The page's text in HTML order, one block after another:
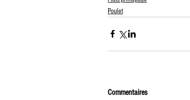
Poulet
Commentaires